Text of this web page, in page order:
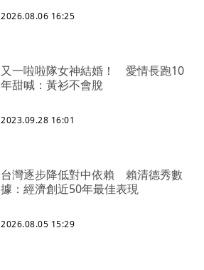
2026.08.06 16:25
又一啦啦隊女神結婚！ 愛情長跑10
年甜喊：黃衫不會脫
2023.09.28 16:01
台灣逐步降低對中依賴 賴清德秀數
據：經濟創近50年最佳表現
2026.08.05 15:29